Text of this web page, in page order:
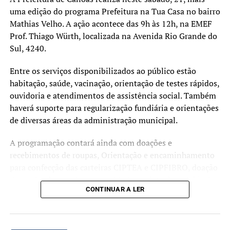
famílias que vivem em condições indignas na cidade, o
número de pessoas sem uma moradia digna supera 70
mil. Nosso compromisso é seguir fiscalizando o poder
público e cobrando soluções enquanto famílias
continuarem sem receber atenção básica dos governos.
Estamos preparados para resistir nesta luta por mais 50
anos se for necessário, mas nos comprometemos a
trabalhar com força para que o problema se resolva muito
antes disso.
LEIA MAIS
exata do uso da razão a serviço de
uma causa justa e digna”
uma edição do programa Prefeitura na Tua Casa no bairro
Mathias Velho. A ação acontece das 9h às 12h, na EMEF
Prof. Thiago Würth, localizada na Avenida Rio Grande do
Sul, 4240.
Entre os serviços disponibilizados ao público estão
habitação, saúde, vacinação, orientação de testes rápidos,
ouvidoria e atendimentos de assistência social. Também
haverá suporte para regularização fundiária e orientações
de diversas áreas da administração municipal.
A programação contará ainda com doações e
recebimentos de roupas, Orientação e encaminhamento
de mudas, banco de oportunidades, coleta de recicláveis,
doação de livros, banco de oportunidades. Diversos
longo da manhã.
CONTINUAR A LER